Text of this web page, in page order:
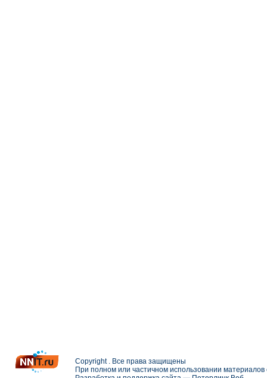
Copyright . Все права защищены
При полном или частичном использовании